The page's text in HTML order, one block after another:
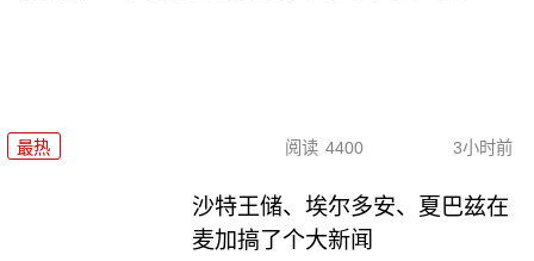
最热 阅读 4400 3小时前
沙特王储、埃尔多安、夏巴兹在
麦加搞了个大新闻